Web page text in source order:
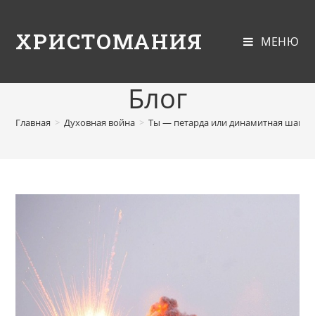
ХРИСТОМАНИЯ МЕНЮ
Блог
Главная > Духовная война > Ты — петарда или динамитная